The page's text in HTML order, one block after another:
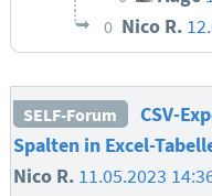
0 Nico R.
SELF-Forum
CSV-
Spalten in Excel-
Nico R. 11.05.2023